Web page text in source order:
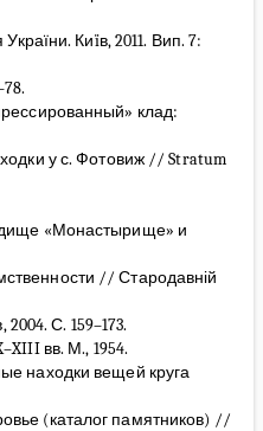
Киïв, 2011. Вип. 7:
клад:
у с. Фотовиж // Stratum
«Монастырище» и
// Стародавній
2004. С. 159–173.
вв. М., 1954.
находки вещей круга
(каталог памятников) //